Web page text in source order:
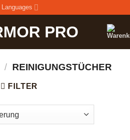
Languages
/ REINIGUNGSTÜCHER
FILTER